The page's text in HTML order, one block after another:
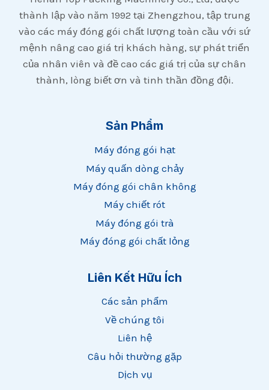
thành lập vào năm 1992 tại Zhengzhou, tập trung
vào các máy đóng gói chất lượng toàn cầu với sứ
mệnh nâng cao giá trị khách hàng, sự phát triển
của nhân viên và đề cao các giá trị của sự chân
thành, lòng biết ơn và tinh thần đồng đội.
Sản Phẩm
Máy đóng gói hạt
Máy quấn dòng chảy
Máy đóng gói chân không
Máy chiết rót
Máy đóng gói trà
Máy đóng gói chất lỏng
Liên Kết Hữu Ích
Các sản phẩm
Về chúng tôi
Liên hệ
Câu hỏi thường gặp
Dịch vụ